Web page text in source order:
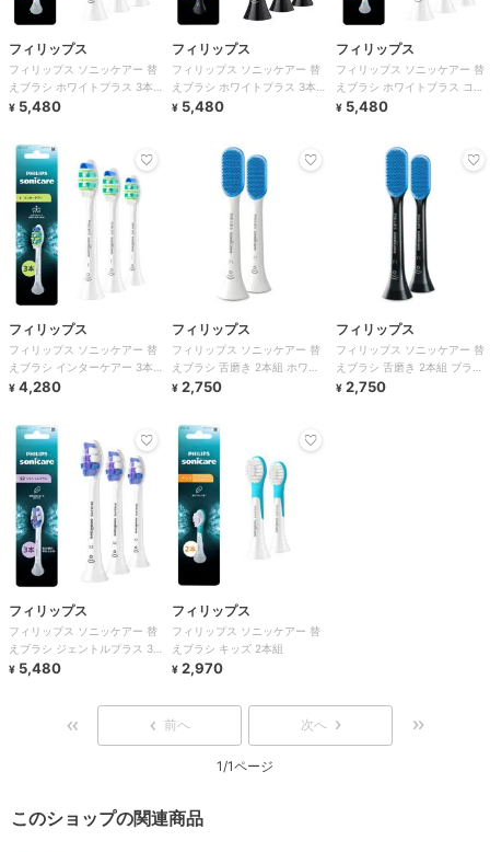
フィリップス
フィリップス ソニッケアー 替
えブラシ ホワイトプラス 3本
組 ホワイト
¥ 5,480
フィリップス
フィリップス ソニッケアー 替
えブラシ ホワイトプラス 3本
組 ブラック
¥ 5,480
フィリップス
フィリップス ソニッケアー 替
えブラシ ホワイトプラス コン
パクト 3本組 ホワイト
¥ 5,480
フィリップス
フィリップス ソニッケアー 替
えブラシ インターケアー 3本
組 ホワイト
¥ 4,280
フィリップス
フィリップス ソニッケアー 替
えブラシ 舌磨き 2本組 ホワイ
ト
¥ 2,750
フィリップス
フィリップス ソニッケアー 替
えブラシ 舌磨き 2本組 ブラッ
ク
¥ 2,750
フィリップス
フィリップス ソニッケアー 替
えブラシ ジェントルプラス 3
本組 ホワイト
¥ 5,480
フィリップス
フィリップス ソニッケアー 替
えブラシ キッズ 2本組
¥ 2,970
前へ 次へ
1/1ページ
このショップの関連商品